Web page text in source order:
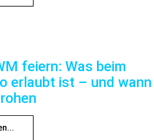
feiern: Was beim
erlaubt ist – und wann